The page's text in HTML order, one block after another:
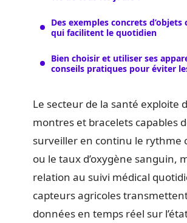
Des exemples concrets d’objets
qui facilitent le quotidien
Bien choisir et utiliser ses
conseils pratiques pour éviter
Le secteur de la santé exploite
montres et bracelets capables
surveiller en continu le rythme
ou le taux d’oxygène sanguin,
relation au suivi médical
capteurs agricoles
données en temps réel sur